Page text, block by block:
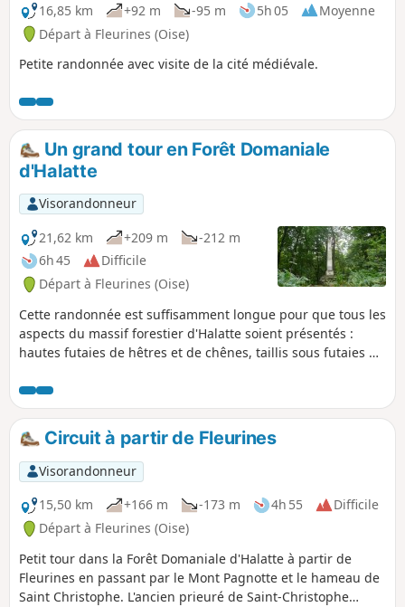
16,85 km
+92 m -95 m 5h 05
Moyenne
Départ à Fleurines (Oise)
Petite randonnée avec visite de la cité médiévale.
Un grand tour en Forêt Domaniale
d'Halatte
Visorandonneur
21,62 km
+209 m
-212 m
6h 45
Difficile
Départ à Fleurines (Oise)
Cette randonnée est suffisamment longue pour que tous les
aspects du massif forestier d'Halatte soient présentés :
hautes futaies de hêtres et de chênes, taillis sous futaies de
grandes clairières cultivées dont la plus vaste est celle de
Fleurines. Le trajet emprunte, en grande partie, les très
belles routes forestières aménagées depuis quelques
siècles.Circuit à partir de Fleurines
Visorandonneur
15,50 km
+166 m -173 m 4h 55
Difficile
Départ à Fleurines (Oise)
Petit tour dans la Forêt Domaniale d'Halatte à partir de
Fleurines en passant par le Mont Pagnotte et le hameau de
Saint Christophe. L'ancien prieuré de Saint-Christophe